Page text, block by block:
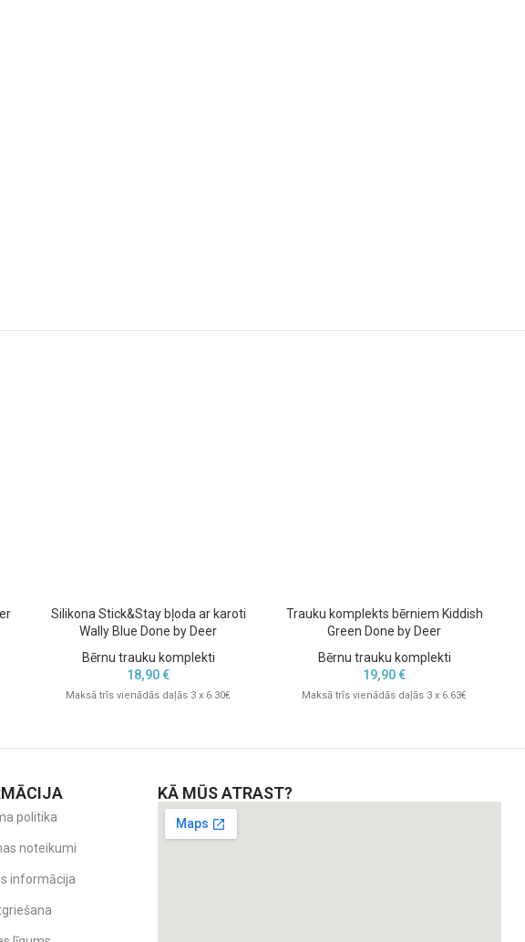
Silikona Stick&Stay bļoda ar karoti
Wally Blue Done by Deer
Bērnu trauku komplekti
18,90€
Maksā trīs vienādās daļās 3 x 6.30€
Trauku komplekts bērniem Kiddish
Green Done by Deer
Bērnu trauku komplekti
19,90€
Maksā trīs vienādās daļās 3 x 6.63€
politika
noteikumi
informācija
KĀ MŪS ATRAST?